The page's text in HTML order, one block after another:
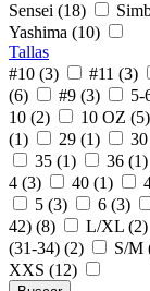
Sensei (18)
Yashima (10)
Tallas
#10 (3)
#11 (3)
(6)
#9 (3) 5-
10 (2)
10 OZ (5)
(1)
29 (1)
35 (1)
36 (1)
4 (3)
40 (1)
5 (3)
6 (3)
42) (8)
L/XL (2)
(31-34) (2)
S/M
XXS (12)